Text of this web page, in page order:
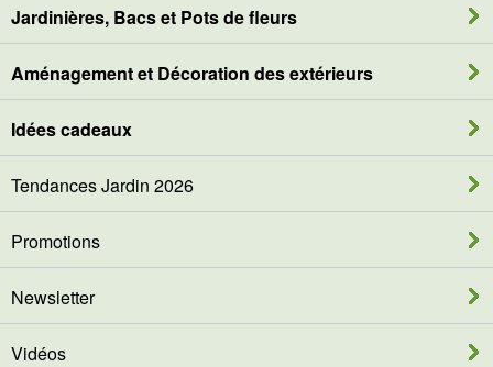
Jardinières, Bacs et Pots de fleurs
Aménagement et Décoration des extérieurs
Idées cadeaux
Tendances Jardin 2026
Promotions
Newsletter
Vidéos